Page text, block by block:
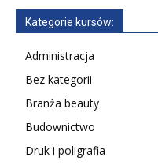
Kategorie kursów:
Administracja
Bez kategorii
Branża beauty
Budownictwo
Druk i poligrafia